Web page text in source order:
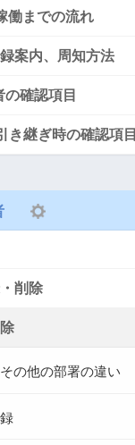
働までの流れ
案内、周知方法
の確認項目
き継ぎ時の確認項目
削除
の他の部署の違い